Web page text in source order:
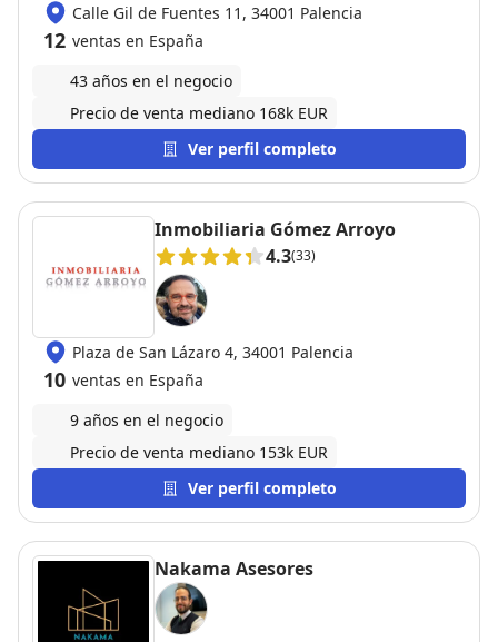
Calle Gil de Fuentes 11, 34001 Palencia
12 ventas en España
43 años en el negocio
Precio de venta mediano 168k EUR
Ver perfil completo
Inmobiliaria Gómez Arroyo
4.3(33)
Plaza de San Lázaro 4, 34001 Palencia
10 ventas en España
9 años en el negocio
Precio de venta mediano 153k EUR
Ver perfil completo
Nakama Asesores